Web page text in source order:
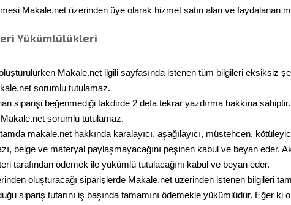
Makale.net üzerinden üye olarak hizmet satın alan ve faydalanan
Yükümlülükleri
Makale.net ilgili sayfasında istenen tüm bilgileri eksiksiz
sorumlu tutulamaz.
siparişi beğenmediği takdirde 2 defa tekrar yazdırma hakkına
sorumlu tutulamaz.
makale.net hakkında karalayıcı, aşağılayıcı, müstehcen,
belge ve materyal paylaşmayacağını peşinen kabul ve beyan eder.
tarafından ödemek ile yükümlü tutulacağını kabul ve beyan eder.
oluşturacağı siparişlerde Makale.net üzerinden istenen bilgileri
sipariş tutarını iş başında tamamını ödemekle yükümlüdür. Eğer